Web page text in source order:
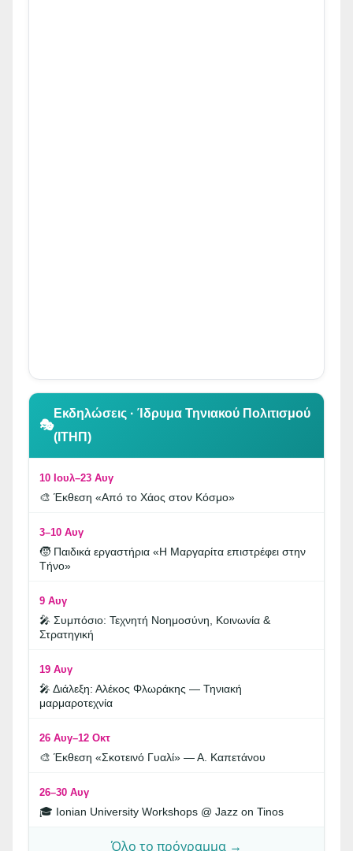
👆 Κλικ για περιήγηση
🎭
Εκδηλώσεις · Ίδρυμα Τηνιακού Πολιτισμού
(ΙΤΗΠ)
10 Ιουλ–23 Αυγ
🎨 Έκθεση «Από το Χάος στον Κόσμο»
3–10 Αυγ
🧒 Παιδικά εργαστήρια «Η Μαργαρίτα επιστρέφει στην
Τήνο»
9 Αυγ
🎤 Συμπόσιο: Τεχνητή Νοημοσύνη, Κοινωνία &
Στρατηγική
19 Αυγ
🎤 Διάλεξη: Αλέκος Φλωράκης — Τηνιακή
μαρμαροτεχνία
26 Αυγ–12 Οκτ
🎨 Έκθεση «Σκοτεινό Γυαλί» — Α. Καπετάνου
26–30 Αυγ
🎓 Ionian University Workshops @ Jazz on Tinos
Όλο το πρόγραμμα →